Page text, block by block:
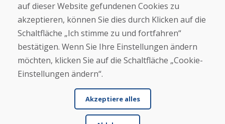
Zahlung
Beschwerde
Rückgabe und Umtausch von Waren
Cookies
auf dieser Website gefundenen Cookies zu
akzeptieren, können Sie dies durch Klicken auf die
Schaltfläche „Ich stimme zu und fortfahren“
bestätigen. Wenn Sie Ihre Einstellungen ändern
möchten, klicken Sie auf die Schaltfläche „Cookie-
Einstellungen ändern“.
Akzeptiere alles